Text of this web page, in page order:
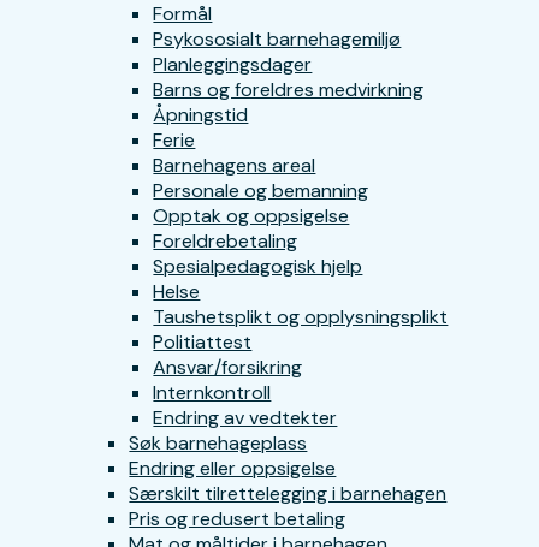
Formål
Psykososialt barnehagemiljø
Planleggingsdager
Barns og foreldres medvirkning
Åpningstid
Ferie
Barnehagens areal
Personale og bemanning
Opptak og oppsigelse
Foreldrebetaling
Spesialpedagogisk hjelp
Helse
Taushetsplikt og opplysningsplikt
Politiattest
Ansvar/forsikring
Internkontroll
Endring av vedtekter
Søk barnehageplass
Endring eller oppsigelse
Særskilt tilrettelegging i barnehagen
Pris og redusert betaling